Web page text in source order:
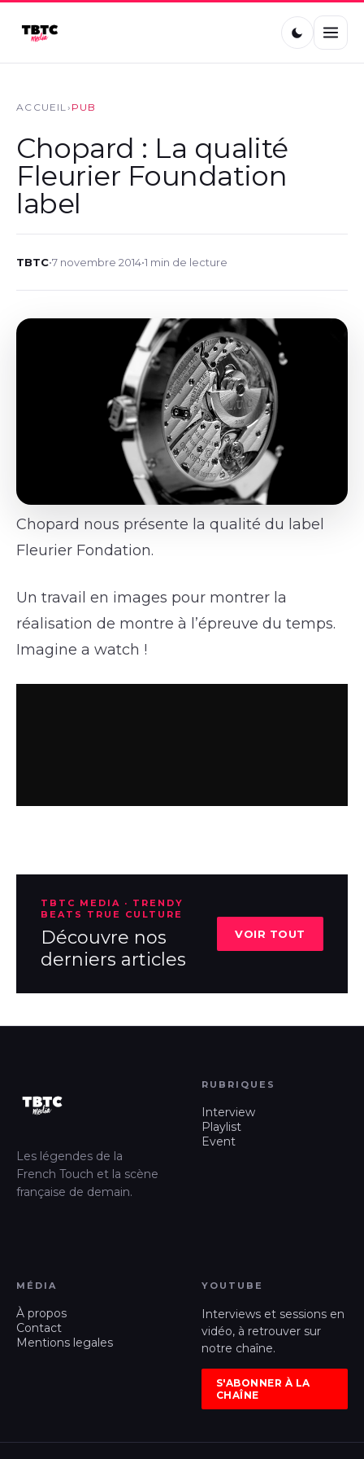
ACCUEIL› PUB
Chopard : La qualité
Fleurier Foundation
label
TBTC•7 novembre 2014•1 min de lecture
Chopard nous présente la qualité du label
Fleurier Fondation.
Un travail en images pour montrer la
réalisation de montre à l’épreuve du temps.
Imagine a watch !
TBTC MEDIA · TRENDY
BEATS TRUE CULTURE
Découvre nos
derniers articles
VOIR TOUT
Les légendes de la
French Touch et la scène
française de demain.
RUBRIQUES
Interview
Playlist
Event
MÉDIA
À propos
Contact
Mentions legales
YOUTUBE
Interviews et sessions en
vidéo, à retrouver sur
notre chaîne.
S'ABONNER À LA
CHAÎNE